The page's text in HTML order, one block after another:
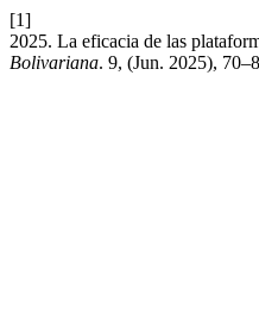
[1]
2025. La eficacia de las
Bolivariana. 9, (Jun. 2025),